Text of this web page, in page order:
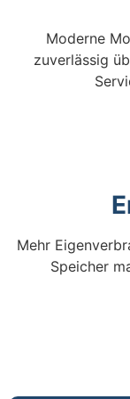
Moderne
zuverlässig
Mehr
Speicher